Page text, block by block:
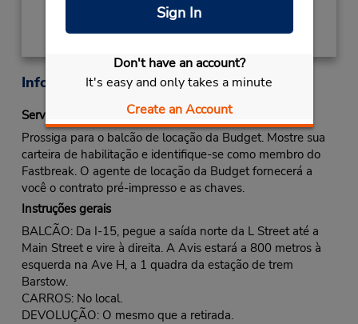
Sign In
Don't have an account?
It's easy and only takes a minute
Create an Account
Informações sobre a loja
Serviço Fastbreak
Prossiga para o balcão de locação da Budget. Mostre sua
carteira de habilitação e identifique-se como membro do
Fastbreak. O agente de locação da Budget fornecerá a
você o contrato pré-impresso e as chaves.
Instruções gerais
BALCÃO: Da I-15, pegue a saída norte da L Street até a
Main Street e vire à direita. A Avis estará a 800 metros à
esquerda na Ave H, a 1 quadra da estação de trem
Barstow.
CARROS: No local.
DEVOLUÇÃO: O mesmo que a retirada.